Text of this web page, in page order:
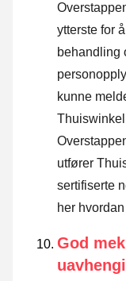
ytterste for
behandling
kunne
utfører
sertifiserte
her
God